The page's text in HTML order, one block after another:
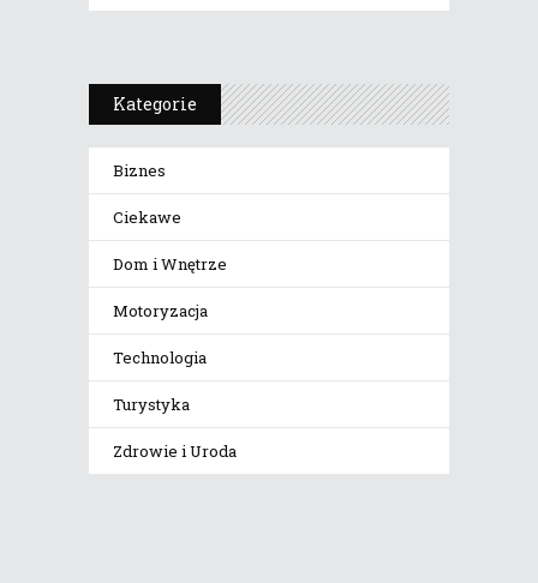
Kategorie
Biznes
Ciekawe
Dom i Wnętrze
Motoryzacja
Technologia
Turystyka
Zdrowie i Uroda